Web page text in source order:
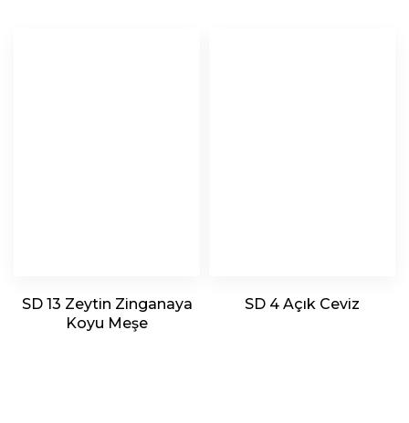
SD 13 Zeytin Zinganaya
Koyu Meşe
SD 4 Açık Ceviz